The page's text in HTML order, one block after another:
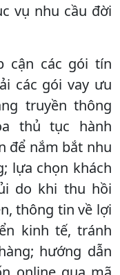
vụ nhu cầu đời
cận các gói tín
các gói vay ưu
truyền thông
thủ tục hành
để nắm bắt nhu
lựa chọn khách
do khi thu hồi
thông tin về lợi
kinh tế, tránh
hướng dẫn